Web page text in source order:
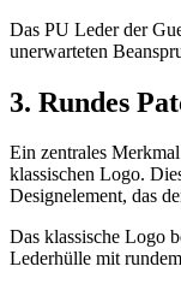
Das PU Leder der
unerwarteten
3. Rundes
Ein zentrales
klassischen Logo.
Designelement, das
Das klassische Logo
Lederhülle mit